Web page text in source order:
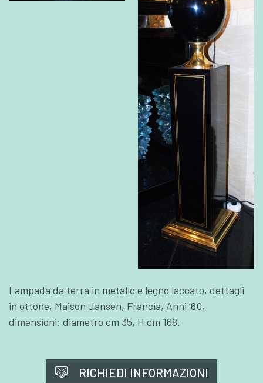
Lampada da terra in metallo e legno laccato, dettagli
in ottone, Maison Jansen, Francia, Anni ’60,
dimensioni: diametro cm 35, H cm 168.
RICHIEDI INFORMAZIONI